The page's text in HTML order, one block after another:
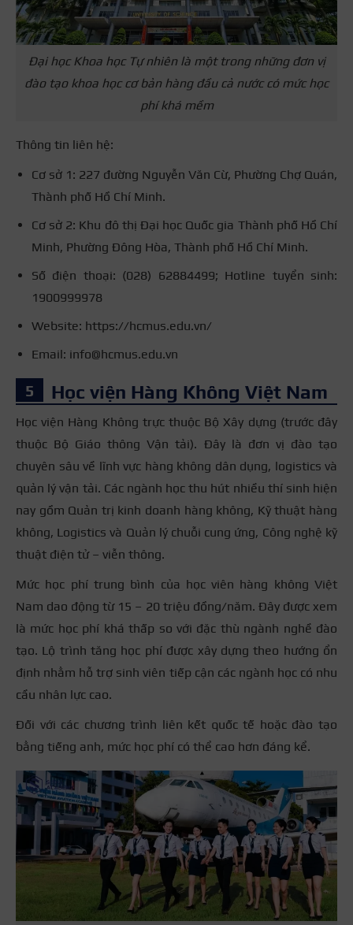
Đại học Khoa học Tự nhiên là một trong những đơn vị
đào tạo khoa học cơ bản hàng đầu cả nước có mức học
phí khá mềm
Thông tin liên hệ:
Cơ sở 1: 227 đường Nguyễn Văn Cừ, Phường Chợ Quán,
Thành phố Hồ Chí Minh.
Cơ sở 2: Khu đô thị Đại học Quốc gia Thành phố Hồ Chí
Minh, Phường Đông Hòa, Thành phố Hồ Chí Minh.
Số điện thoại: (028) 62884499; Hotline tuyển sinh:
1900999978
Website: https://hcmus.edu.vn/
Email: info@hcmus.edu.vn
Học viện Hàng Không Việt Nam
Học viện Hàng Không trực thuộc Bộ Xây dựng (trước đây
thuộc Bộ Giáo thông Vận tải). Đây là đơn vị đào tạo
chuyên sâu về lĩnh vực hàng không dân dụng, logistics và
quản lý vận tải. Các ngành học thu hút nhiều thí sinh hiện
nay gồm Quản trị kinh doanh hàng không, Kỹ thuật hàng
không, Logistics và Quản lý chuỗi cung ứng, Công nghệ kỹ
thuật điện tử – viễn thông.
Mức học phí trung bình của học viên hàng không Việt
Nam dao động từ 15 – 20 triệu đồng/năm. Đây được xem
là mức học phí khá thấp so với đặc thù ngành nghề đào
tạo. Lộ trình tăng học phí được xây dựng theo hướng ổn
định nhằm hỗ trợ sinh viên tiếp cận các ngành học có nhu
cầu nhân lực cao.
Đối với các chương trình liên kết quốc tế hoặc đào tạo
bằng tiếng anh, mức học phí có thể cao hơn đáng kể.